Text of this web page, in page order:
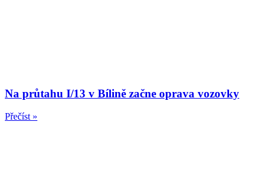
Na průtahu I/13 v Bílině začne oprava vozovky
Přečíst »